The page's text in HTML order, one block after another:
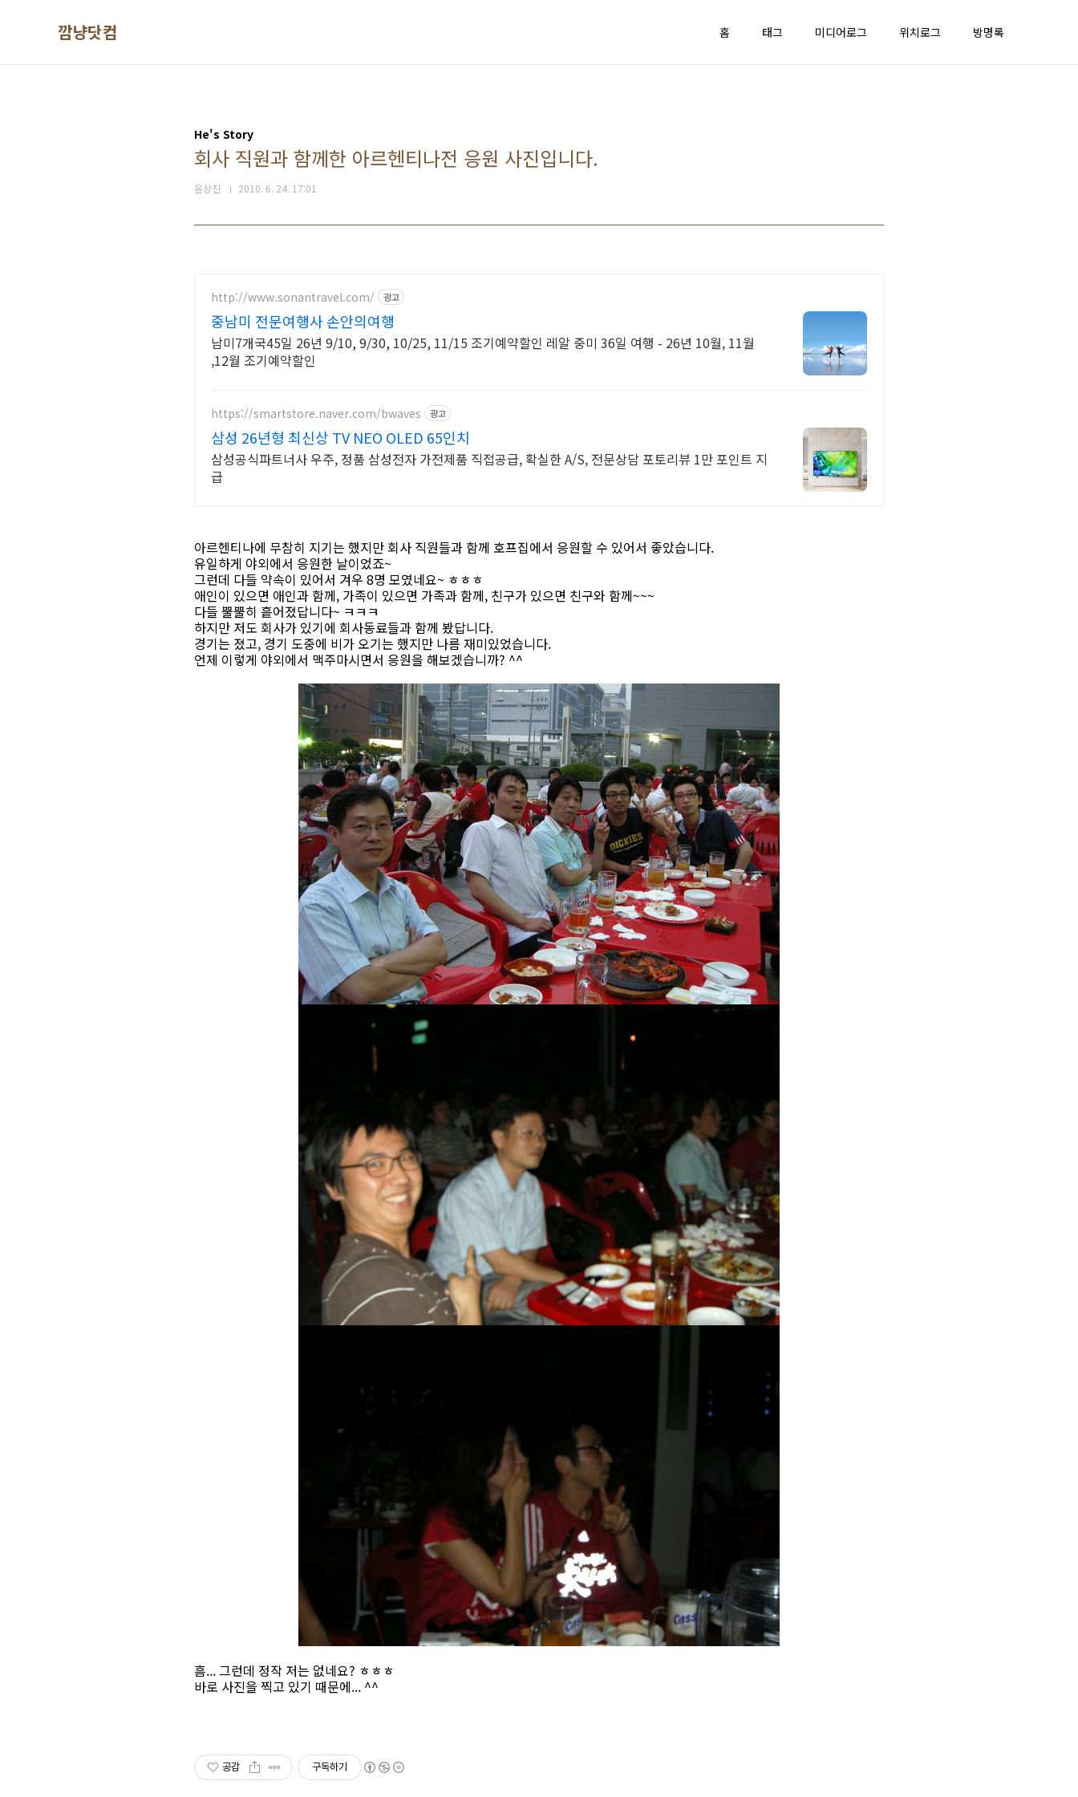
깜냥닷컴 홈 태그 미디어로그 위치로그 방명록
He's Story
회사 직원과 함께한 아르헨티나전 응원 사진입니다.
윤상진 2010. 6. 24. 17:01
http://www.sonantravel.com/ 광고
중남미 전문여행사 손안의여행
남미7개국45일 26년 9/10, 9/30, 10/25, 11/15 조기예약할인 레알 중미 36일 여행 - 26년 10월, 11월
,12월 조기예약할인
https://smartstore.naver.com/bwaves 광고
삼성 26년형 최신상 TV NEO OLED 65인치
삼성공식파트너사 우주, 정품 삼성전자 가전제품 직접공급, 확실한 A/S, 전문상담 포토리뷰 1만 포인트 지
급
아르헨티나에 무참히 지기는 했지만 회사 직원들과 함께 호프집에서 응원할 수 있어서 좋았습니다.
유일하게 야외에서 응원한 날이었죠~
그런데 다들 약속이 있어서 겨우 8명 모였네요~ ㅎㅎㅎ
애인이 있으면 애인과 함께, 가족이 있으면 가족과 함께, 친구가 있으면 친구와 함께~~~
다들 뿔뿔히 흩어졌답니다~ ㅋㅋㅋ
하지만 저도 회사가 있기에 회사동료들과 함께 봤답니다.
경기는 졌고, 경기 도중에 비가 오기는 했지만 나름 재미있었습니다.
언제 이렇게 야외에서 맥주마시면서 응원을 해보겠습니까? ^^
흠... 그런데 정작 저는 없네요? ㅎㅎㅎ
바로 사진을 찍고 있기 때문에... ^^
공감 구독하기